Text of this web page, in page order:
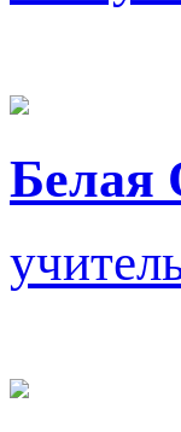
Белая